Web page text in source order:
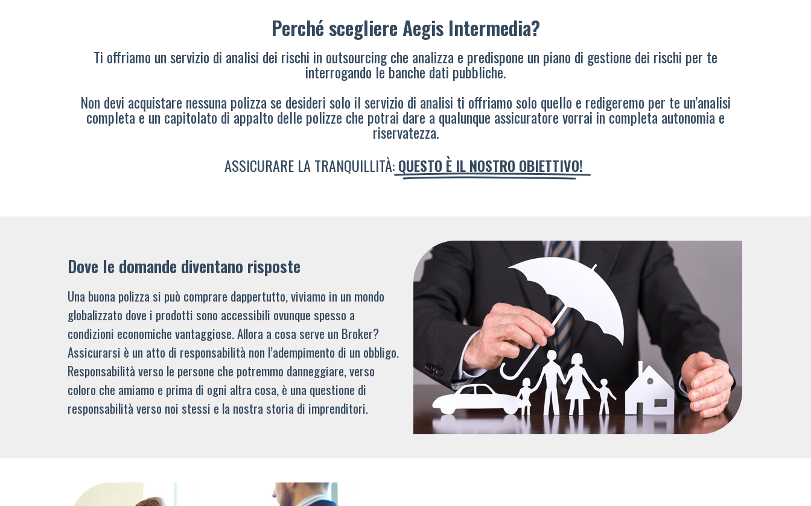
Perché scegliere Aegis Intermedia?
Ti offriamo un servizio di analisi dei rischi in outsourcing che analizza e predispone un piano di gestione dei rischi per te
interrogando le banche dati pubbliche.
Non devi acquistare nessuna polizza se desideri solo il servizio di analisi ti offriamo solo quello e redigeremo per te un’analisi
completa e un capitolato di appalto delle polizze che potrai dare a qualunque assicuratore vorrai in completa autonomia e
riservatezza.
ASSICURARE LA TRANQUILLITÀ:QUESTO È IL NOSTRO OBIETTIVO!
Dove le domande diventano risposte
Una buona polizza si può comprare dappertutto, viviamo in un mondo
globalizzato dove i prodotti sono accessibili ovunque spesso a
condizioni economiche vantaggiose. Allora a cosa serve un Broker?
Assicurarsi è un atto di responsabilità non l’adempimento di un obbligo.
Responsabilità verso le persone che potremmo danneggiare, verso
coloro che amiamo e prima di ogni altra cosa, è una questione di
responsabilità verso noi stessi e la nostra storia di imprenditori.